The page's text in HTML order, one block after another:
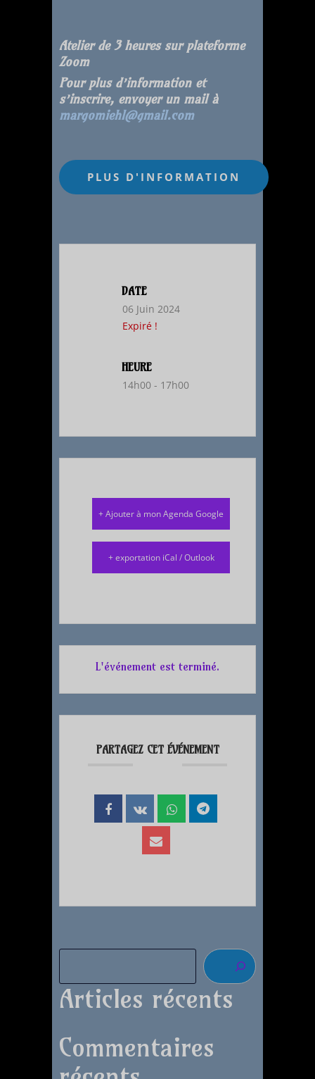
Atelier de 3 heures sur plateforme
Zoom
Pour plus d’information et
s’inscrire, envoyer un mail à
margomiehl@gmail.com
DATE
06 Juin 2024
Expiré !
HEURE
14h00 - 17h00
+ Ajouter à mon Agenda Google
+ exportation iCal / Outlook
L'événement est terminé.
PARTAGEZ CET ÉVÉNEMENT
Articles récents
Commentaires